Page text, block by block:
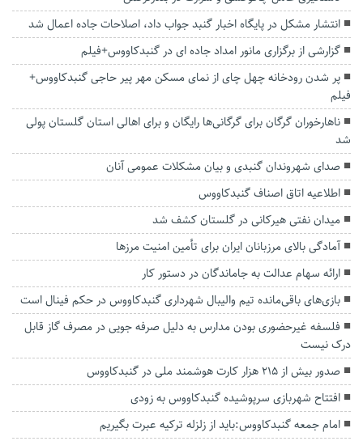
انتشار مشکل در پایگاه اخبار گنبد جواب داد، اصلاحات جاده اعمال شد
گزارشی از برگزاری مانور امداد جاده ای در گنبدکاووس+فیلم
پر شدن رودخانه چهل چای از نمای مسکن مهر پیر حاجی گنبدکاووس+
فیلم
ناهارخوران گرگان برای گرگانی‌ها رایگان و برای اهالی استان گلستان پولی
شد
صدای شهروندان گنبدی و بیان مشکلات عمومی آنان
اطلاعیه اتاق اصناف گنبدکاووس
میدان نفتی هیرکانی در گلستان کشف شد
آمادگی بالای مرزبانان ایران برای تأمین امنیت مرزها
ارائه سهام عدالت به جاماندگان در دستور کار
بازی‌های باقی‌مانده تیم والیبال شهرداری گنبدکاووس در حکم فینال است
فلسفه غیرحضوری بودن مدارس به دلیل صرفه جویی در مصرف گاز قابل
درک نیست
صدور بیش از ۲۱۵ هزار کارت هوشمند ملی در گنبدکاووس
افتتاح شهربازی سرپوشیده گنبدکاووس به زودی
امام جمعه گنبدکاووس:باید از زلزله ترکیه عبرت بگیریم